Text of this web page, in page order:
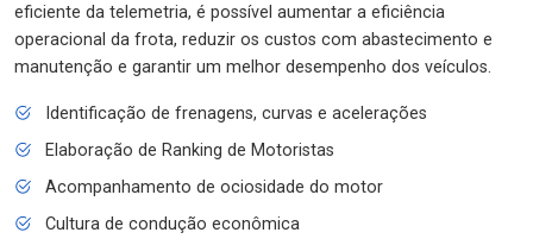
eficiente da telemetria, é possível aumentar a eficiência
operacional da frota, reduzir os custos com abastecimento e
manutenção e garantir um melhor desempenho dos veículos.
Identificação de frenagens, curvas e acelerações
Elaboração de Ranking de Motoristas
Acompanhamento de ociosidade do motor
Cultura de condução econômica